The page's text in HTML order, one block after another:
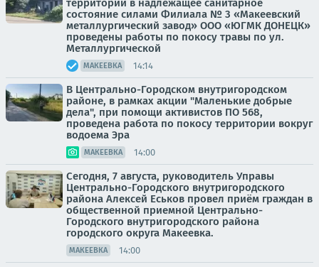
территории в надлежащее санитарное
состояние силами Филиала № 3 «Макеевский
металлургический завод» ООО «ЮГМК ДОНЕЦК»
проведены работы по покосу травы по ул.
Металлургической
МАКЕЕВКА 14:14
В Центрально-Городском внутригородском
районе, в рамках акции "Маленькие добрые
дела", при помощи активистов ПО 568,
проведена работа по покосу территории вокруг
водоема Эра
МАКЕЕВКА 14:00
Сегодня, 7 августа, руководитель Управы
Центрально-Городского внутригородского
района Алексей Еськов провел приём граждан в
общественной приемной Центрально-
Городского внутригородского района
городского округа Макеевка.
МАКЕЕВКА 14:00